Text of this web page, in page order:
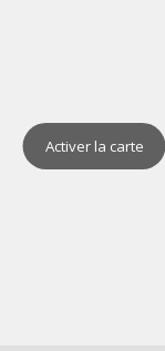
Activer la carte